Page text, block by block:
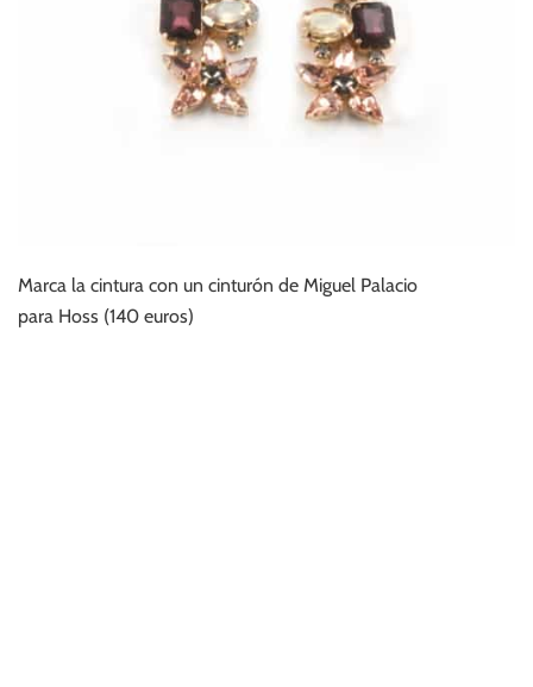
Marca la cintura con un cinturón de Miguel Palacio
para Hoss (140 euros)